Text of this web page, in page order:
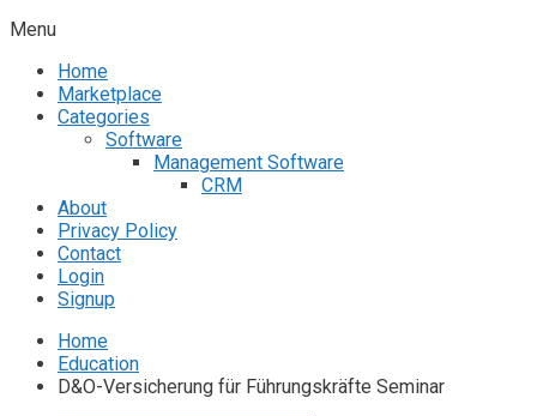
Menu
Home
Marketplace
Categories
Software
Management Software
CRM
About
Privacy Policy
Contact
Login
Signup
Home
Education
D&O-Versicherung für Führungskräfte Seminar